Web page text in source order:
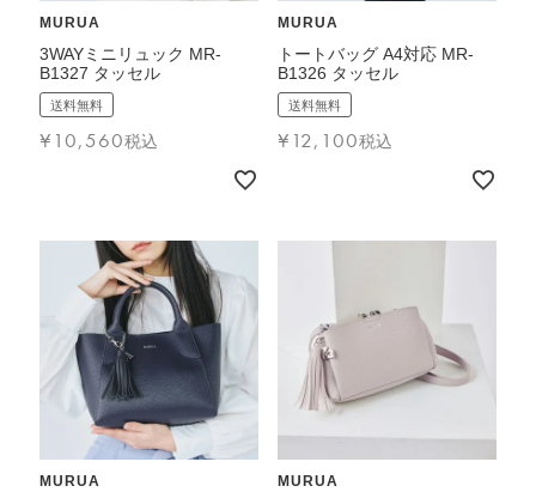
MURUA
3WAYミニリュック MR-
B1327 タッセル
送料無料
¥ 10,560税込
MURUA
トートバッグ A4対応 MR-
B1326 タッセル
送料無料
¥ 12,100税込
MURUA MURUA